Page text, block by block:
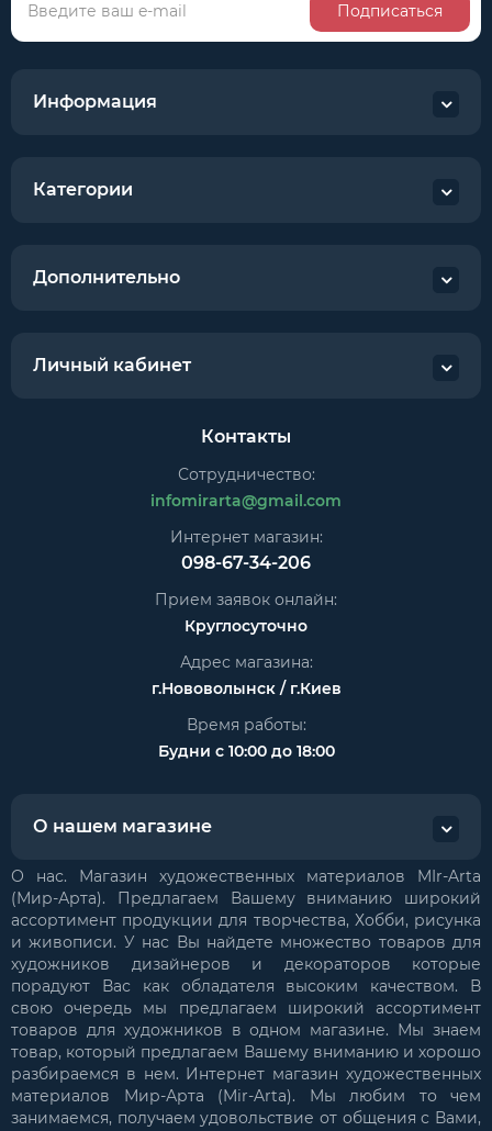
Подписаться
Информация
Категории
Дополнительно
Личный кабинет
Контакты
Сотрудничество:
infomirarta@gmail.com
Интернет магазин:
098-67-34-206
Прием заявок онлайн:
Круглосуточно
Адрес магазина:
г.Нововолынск / г.Киев
Время работы:
Будни с 10:00 до 18:00
О нашем магазине
О нас. Магазин художественных материалов MIr-Arta
(Мир-Арта). Предлагаем Вашему вниманию широкий
ассортимент продукции для творчества, Хобби, рисунка
и живописи. У нас Вы найдете множество товаров для
художников дизайнеров и декораторов которые
порадуют Вас как обладателя высоким качеством. В
свою очередь мы предлагаем широкий ассортимент
товаров для художников в одном магазине. Мы знаем
товар, который предлагаем Вашему вниманию и хорошо
разбираемся в нем. Интернет магазин художественных
материалов Мир-Арта (Mir-Arta). Мы любим то чем
занимаемся, получаем удовольствие от общения с Вами,